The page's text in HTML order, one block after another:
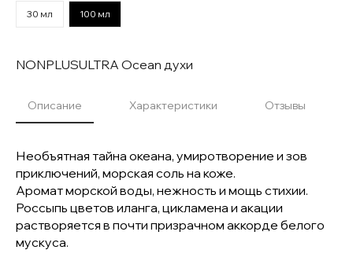
30 мл 100 мл
NONPLUSULTRA Ocean духи
Описание Характеристики Отзывы
Необъятная тайна океана, умиротворение и зов
приключений, морская соль на коже.
Аромат морской воды, нежность и мощь стихии.
Россыпь цветов иланга, цикламена и акации
растворяется в почти призрачном аккорде белого
мускуса.